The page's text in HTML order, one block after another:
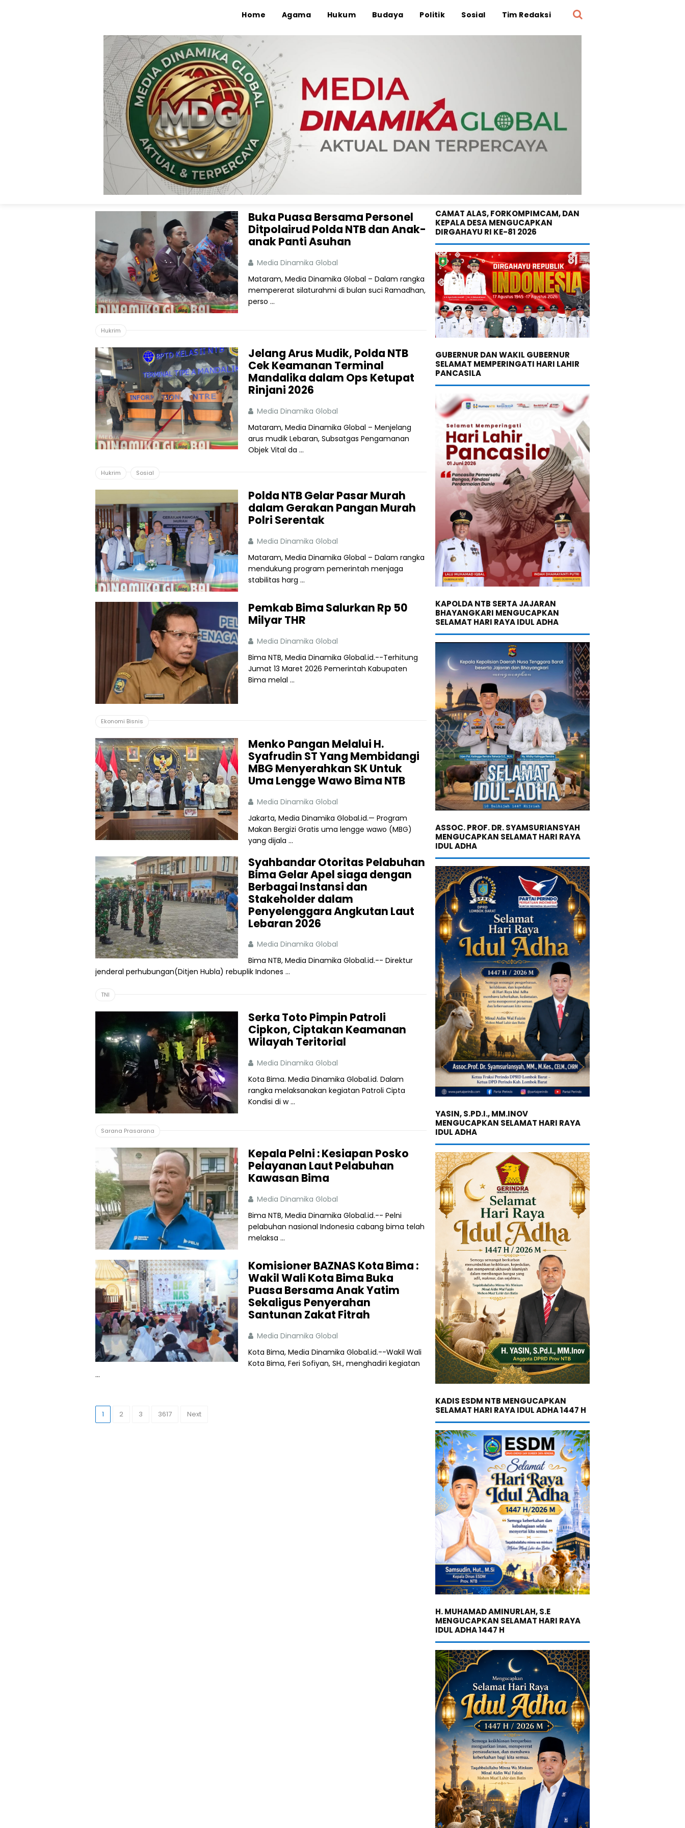
Home Agama Hukum Budaya Politik Sosial Tim Redaksi
Media Dinamika Global.Id Sosial
Gubernur Iqbal: Desa Berdaya
Hadir Entaskan Kemiskinan
Ekstrem
Media Dinamika Global
Sumbawa Barat, Media Dinamika Global – Di balik
bentang alam yang mempesona, kawasan barat
pulau S ...
Hukrim
Buka Puasa Bersama Personel
Ditpolairud Polda NTB dan Anak-
anak Panti Asuhan
Media Dinamika Global
Mataram, Media Dinamika Global – Dalam rangka
mempererat silaturahmi di bulan suci Ramadhan,
perso ...
Hukrim
Jelang Arus Mudik, Polda NTB
Cek Keamanan Terminal
Mandalika dalam Ops Ketupat
Rinjani 2026
Media Dinamika Global
Mataram, Media Dinamika Global – Menjelang
arus mudik Lebaran, Subsatgas Pengamanan
Objek Vital da ...
Hukrim Sosial
Polda NTB Gelar Pasar Murah
dalam Gerakan Pangan Murah
Polri Serentak
Media Dinamika Global
Mataram, Media Dinamika Global – Dalam rangka
mendukung program pemerintah menjaga
stabilitas harg ...
Pemkab Bima Salurkan Rp 50
Milyar THR
Media Dinamika Global
Bima NTB, Media Dinamika Global.id.--Terhitung
Jumat 13 Maret 2026 Pemerintah Kabupaten
Bima melal ...
Ekonomi Bisnis
Menko Pangan Melalui H.
Syafrudin ST Yang Membidangi
MBG Menyerahkan SK Untuk
Uma Lengge Wawo Bima NTB
Media Dinamika Global
Jakarta, Media Dinamika Global.id.— Program
Makan Bergizi Gratis uma lengge wawo (MBG)
yang dijala ...
Syahbandar Otoritas Pelabuhan
Bima Gelar Apel siaga dengan
Berbagai Instansi dan
Stakeholder dalam
Penyelenggara Angkutan Laut
Lebaran 2026
Media Dinamika Global
Bima NTB, Media Dinamika Global.id.-- Direktur
jenderal perhubungan(Ditjen Hubla) rebuplik Indones ...
TNI
Serka Toto Pimpin Patroli
Cipkon, Ciptakan Keamanan
Wilayah Teritorial
Media Dinamika Global
Kota Bima. Media Dinamika Global.id. Dalam
rangka melaksanakan kegiatan Patroli Cipta
Kondisi di w ...
Sarana Prasarana
Kepala Pelni : Kesiapan Posko
Pelayanan Laut Pelabuhan
Kawasan Bima
Media Dinamika Global
Bima NTB, Media Dinamika Global.id.-- Pelni
pelabuhan nasional Indonesia cabang bima telah
melaksa ...
Komisioner BAZNAS Kota Bima :
Wakil Wali Kota Bima Buka
Puasa Bersama Anak Yatim
Sekaligus Penyerahan
Santunan Zakat Fitrah
Media Dinamika Global
Kota Bima, Media Dinamika Global.id.--Wakil Wali
Kota Bima, Feri Sofiyan, SH., menghadiri kegiatan
...
1 2 3 3617 Next
CAMAT ALAS, FORKOMPIMCAM, DAN
KEPALA DESA MENGUCAPKAN
DIRGAHAYU RI KE-81 2026
GUBERNUR DAN WAKIL GUBERNUR
SELAMAT MEMPERINGATI HARI LAHIR
PANCASILA
KAPOLDA NTB SERTA JAJARAN
BHAYANGKARI MENGUCAPKAN
SELAMAT HARI RAYA IDUL ADHA
ASSOC. PROF. DR. SYAMSURIANSYAH
MENGUCAPKAN SELAMAT HARI RAYA
IDUL ADHA
YASIN, S.PD.I., MM.INOV
MENGUCAPKAN SELAMAT HARI RAYA
IDUL ADHA
KADIS ESDM NTB MENGUCAPKAN
SELAMAT HARI RAYA IDUL ADHA 1447 H
H. MUHAMAD AMINURLAH, S.E
MENGUCAPKAN SELAMAT HARI RAYA
IDUL ADHA 1447 H